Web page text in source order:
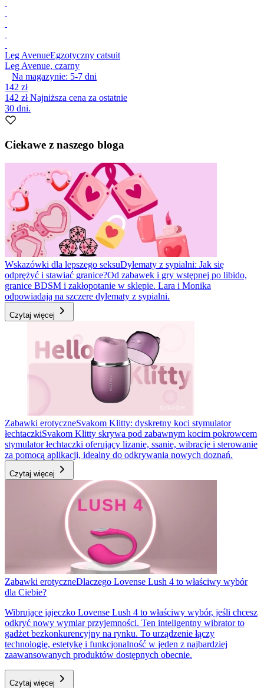
Leg AvenueEgzotyczny catsuit
Leg Avenue, czarny
Na magazynie: 5-7 dni
142 zł
142 złNajniższa cena za ostatnie
30 dni.
Ciekawe z naszego bloga
Wskazówki dla lepszego seksuDylematy z sypialni: Jak się
odprężyć i stawiać granice?Od zabawek i gry wstępnej po libido,
granice BDSM i zakłopotanie w sklepie. Lara i Monika
odpowiadają na szczere dylematy z sypialni.
Czytaj więcej
Zabawki erotyczneSvakom Klitty: dyskretny koci stymulator
łechtaczkiSvakom Klitty skrywa pod zabawnym kocim pokrowcem
stymulator łechtaczki oferujący lizanie, ssanie, wibracje i sterowanie
za pomocą aplikacji, idealny do odkrywania nowych doznań.
Czytaj więcej
Zabawki erotyczneDlaczego Lovense Lush 4 to właściwy wybór
dla Ciebie?
Wibrujące jajeczko Lovense Lush 4 to właściwy wybór, jeśli chcesz
odkryć nowy wymiar przyjemności. Ten inteligentny wibrator to
gadżet bezkonkurencyjny na rynku. To urządzenie łączy
technologię, estetykę i funkcjonalność w jeden z najbardziej
zaawansowanych produktów dostępnych obecnie.
Czytaj więcej